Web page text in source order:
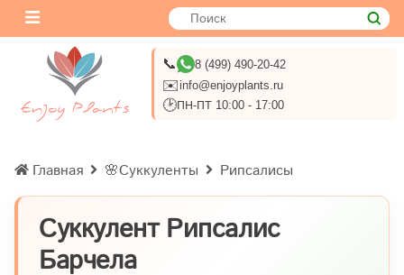
📞 8 (499) 490-20-42
✉️info@enjoyplants.ru
🕑ПН-ПТ 10:00 - 17:00
Главная 🌸Суккуленты Рипсалисы
Суккулент Рипсалис
Барчела